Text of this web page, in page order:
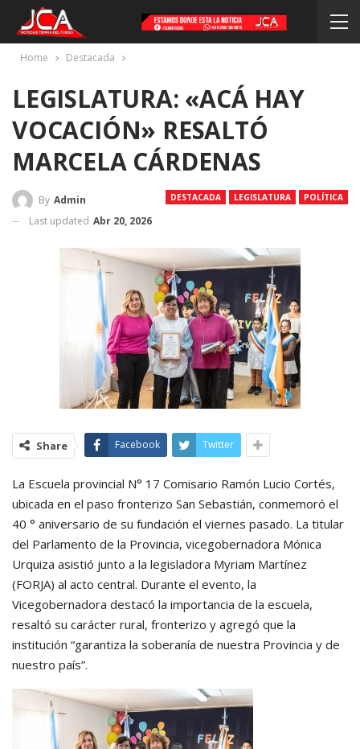
Home Destacada
LEGISLATURA: «ACÁ HAY
VOCACIÓN» RESALTÓ
MARCELA CÁRDENAS
DESTACADA LEGISLATURA POLÍTICA
By Admin
Last updated Abr 20, 2026
Share Facebook Twitter
La Escuela provincial N° 17 Comisario Ramón Lucio Cortés,
ubicada en el paso fronterizo San Sebastián, conmemoró el
40 ° aniversario de su fundación el viernes pasado. La titular
del Parlamento de la Provincia, vicegobernadora Mónica
Urquiza asistió junto a la legisladora Myriam Martínez
(FORJA) al acto central. Durante el evento, la
Vicegobernadora destacó la importancia de la escuela,
resaltó su carácter rural, fronterizo y agregó que la
institución “garantiza la soberanía de nuestra Provincia y de
nuestro país”.